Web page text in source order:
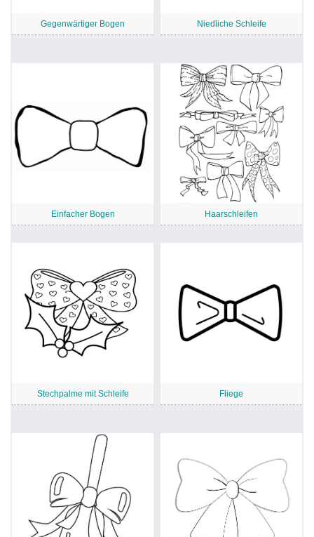
Gegenwärtiger Bogen Niedliche Schleife
Einfacher Bogen Haarschleifen
Stechpalme mit Schleife Fliege